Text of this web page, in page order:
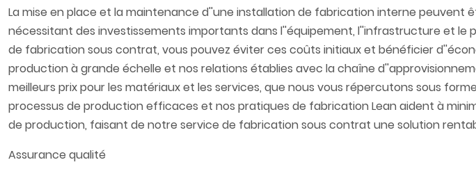
La mise en place et la maintenance d''une installation de fabrication interne peuvent
nécessitant des investissements importants dans l''équipement, l''infrastructure et le
de fabrication sous contrat, vous pouvez éviter ces coûts initiaux et bénéficier
production à grande échelle et nos relations établies avec la chaîne
meilleurs prix pour les matériaux et les services, que nous vous répercutons sous
processus de production efficaces et nos pratiques de fabrication Lean aident à
de production, faisant de notre service de fabrication sous contrat une solution
Assurance qualité​